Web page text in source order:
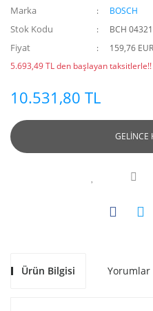
Marka BOSCH
Stok Kodu BCH
Fiyat
159,76
5.693,49 TL den başlayan taksitlerle!!
10.531,80 TL
GELİNCE
Ürün Bilgisi Yorumlar